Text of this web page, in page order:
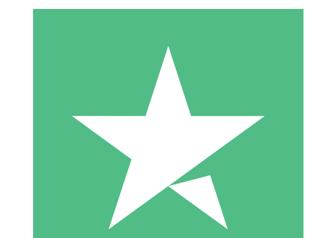
Individuella Kreditpaket
Betala per användning med nedladdningskrediter. Inget
1 Nedladdningar
10 00